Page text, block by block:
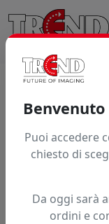
Benvenuto
Puoi accedere
chiesto di
Da oggi sarà
ordini e